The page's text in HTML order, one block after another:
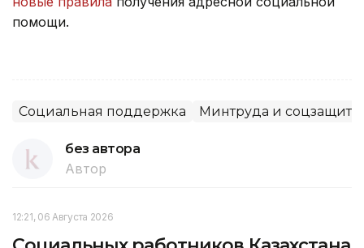
помощи.
Социальная поддержка Минтруда и
без автора
Автор
12:21, 06 Августа 2026